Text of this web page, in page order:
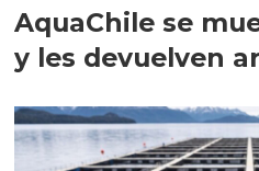
AquaChile se
y les devuelven